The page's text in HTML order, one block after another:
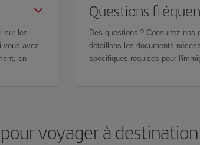
sur les
vous avez
en
Questions
Des questions ? Consultez nos
détaillons les documents
spécifiques requises pour
voyager à